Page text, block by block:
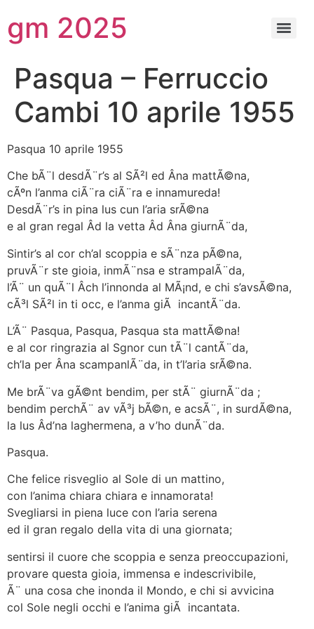
gm 2025
Pasqua – Ferruccio
Cambi 10 aprile 1955
Pasqua 10 aprile 1955
Che bÃ¨l desdÃ¨r’s al SÃ²l ed Âna mattÃ©na,
cÃºn l’anma ciÃ¨ra ciÃ¨ra e innamureda!
DesdÃ¨r’s in pina lus cun l’aria srÃ©na
e al gran regal Âd la vetta Âd Âna giurnÃ¨da,
Sintir’s al cor ch’al scoppia e sÃ¨nza pÃ©na,
pruvÃ¨r ste gioia, inmÃ¨nsa e strampalÃ¨da,
l’Ã¨ un quÃ¨l Âch l’innonda al MÃ¡nd, e chi s’avsÃ©na,
cÃ³l SÃ²l in ti occ, e l’anma giÃ incantÃ¨da.
L’Ã¨ Pasqua, Pasqua, Pasqua sta mattÃ©na!
e al cor ringrazia al Sgnor cun tÃ¨l cantÃ¨da,
ch’la per Âna scampanlÃ¨da, in t’l’aria srÃ©na.
Me brÃ¨va gÃ©nt bendim, per stÃ¨ giurnÃ¨da ;
bendim perchÃ¨ av vÃ³j bÃ©n, e acsÃ¨, in surdÃ©na,
la lus Âd’na laghermena, a v’ho dunÃ¨da.
Pasqua.
Che felice risveglio al Sole di un mattino,
con l’anima chiara chiara e innamorata!
Svegliarsi in piena luce con l’aria serena
ed il gran regalo della vita di una giornata;
sentirsi il cuore che scoppia e senza preoccupazioni,
provare questa gioia, immensa e indescrivibile,
Ã¨ una cosa che inonda il Mondo, e chi si avvicina
col Sole negli occhi e l’anima giÃ incantata.